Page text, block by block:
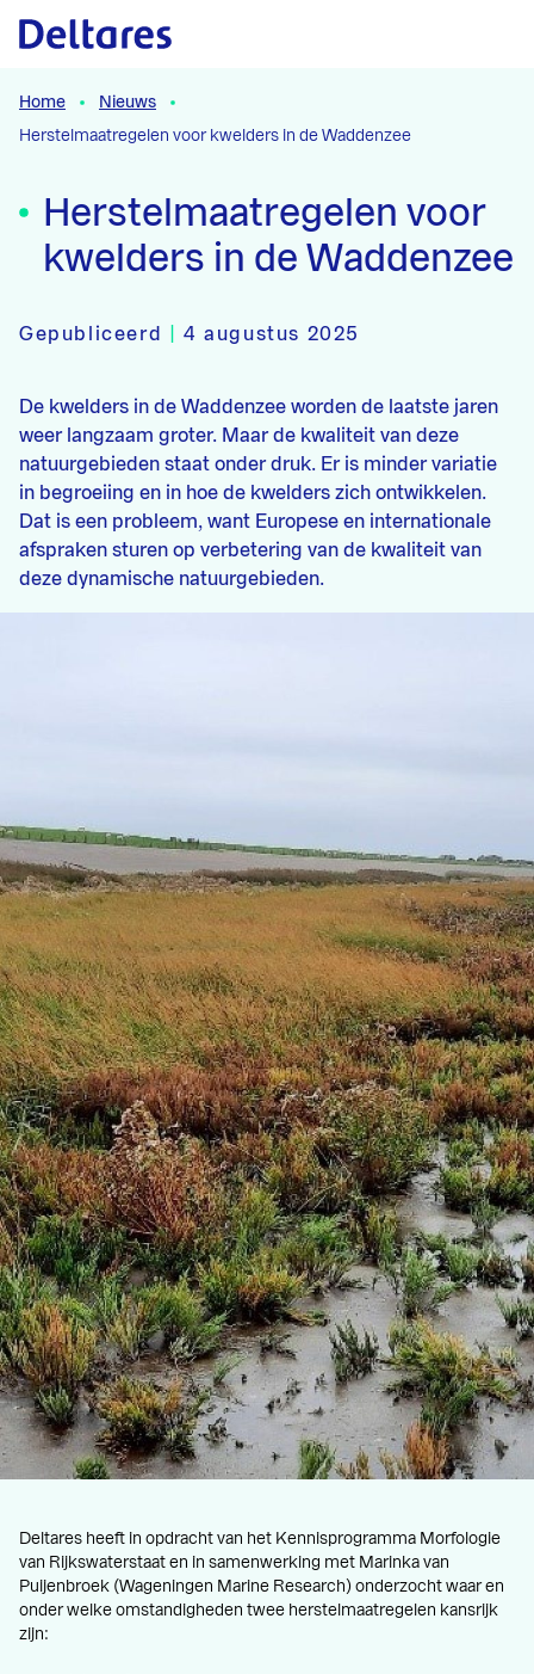
Naar hoofdcontent
Home
Nieuws
Herstelmaatregelen voor kwelders in de Waddenzee
Herstelmaatregelen voor
kwelders in de Waddenzee
Gepubliceerd |4 augustus 2025
De kwelders in de Waddenzee worden de laatste jaren
weer langzaam groter. Maar de kwaliteit van deze
natuurgebieden staat onder druk. Er is minder variatie
in begroeiing en in hoe de kwelders zich ontwikkelen.
Dat is een probleem, want Europese en internationale
afspraken sturen op verbetering van de kwaliteit van
deze dynamische natuurgebieden.
Deltares heeft in opdracht van het Kennisprogramma Morfologie
van Rijkswaterstaat en in samenwerking met Marinka van
Puijenbroek (Wageningen Marine Research) onderzocht waar en
onder welke omstandigheden twee herstelmaatregelen kansrijk
zijn: